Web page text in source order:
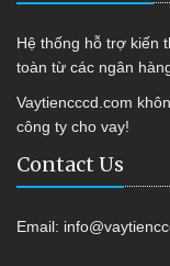
Hệ thống hỗ trợ kiến
toàn từ các ngân
Vaytiencccd.com
công ty cho vay!
Contact Us
Email: